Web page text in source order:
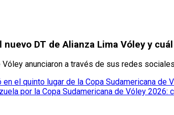
DT de Alianza Lima Vóley y
anunciaron a través de sus redes
el quinto lugar de la Copa Sudamericana de
por la Copa Sudamericana de Vóley 2026: